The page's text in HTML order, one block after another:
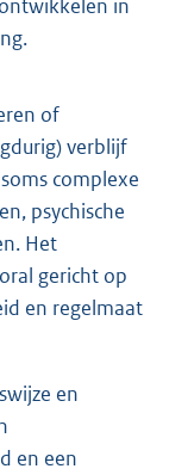
in
of
verblijf
complexe
psychische
Het
gericht op
en regelmaat
en
en een